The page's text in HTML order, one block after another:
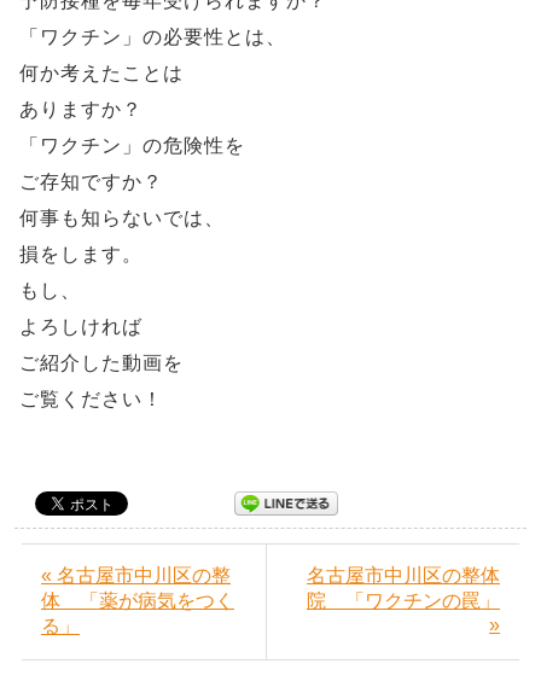
「ワクチン」の必要性とは、
何か考えたことは
ありますか？
「ワクチン」の危険性を
ご存知ですか？
何事も知らないでは、
損をします。
もし、
よろしければ
ご紹介した動画を
ご覧ください！
« 名古屋市中川区の整
体 「薬が病気をつく
る」
名古屋市中川区の整体
院 「ワクチンの罠」
»